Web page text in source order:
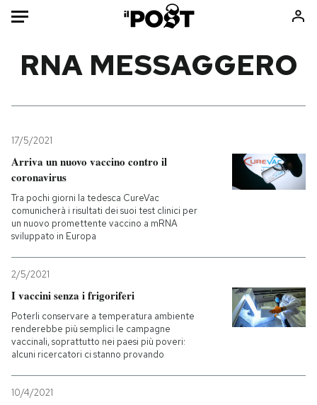
Mondo
Politica
Tecnologia
Internet
Scienza
Cultura
Economia
Altrecose
PODCAST
NEWSLETTER
RNA MESSAGGERO
17/5/2021
Arriva un nuovo vaccino contro il
coronavirus
Tra pochi giorni la tedesca CureVac
comunicherà i risultati dei suoi test clinici per
un nuovo promettente vaccino a mRNA
sviluppato in Europa
2/5/2021
I vaccini senza i frigoriferi
Poterli conservare a temperatura ambiente
renderebbe più semplici le campagne
vaccinali, soprattutto nei paesi più poveri:
alcuni ricercatori ci stanno provando
10/4/2021